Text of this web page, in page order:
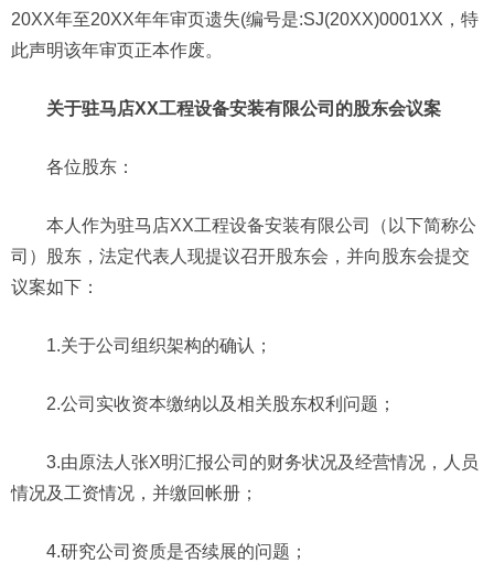
20XX年至20XX年年审页遗失(编号是:SJ(20XX)0001XX，特
此声明该年审页正本作废。
关于驻马店XX工程设备安装有限公司的股东会议案
各位股东：
本人作为驻马店XX工程设备安装有限公司（以下简称公
司）股东，法定代表人现提议召开股东会，并向股东会提交
议案如下：
1.关于公司组织架构的确认；
2.公司实收资本缴纳以及相关股东权利问题；
3.由原法人张X明汇报公司的财务状况及经营情况，人员
情况及工资情况，并缴回帐册；
4.研究公司资质是否续展的问题；